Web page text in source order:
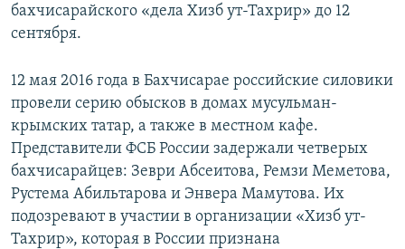
бахчисарайского «дела Хизб ут-Тахрир» до 12
сентября.
12 мая 2016 года в Бахчисарае российские силовики
провели серию обысков в домах мусульман-
крымских татар, а также в местном кафе.
Представители ФСБ России задержали четверых
бахчисарайцев: Зеври Абсеитова, Ремзи Меметова,
Рустема Абильтарова и Энвера Мамутова. Их
подозревают в участии в организации «Хизб ут-
Тахрир», которая в России признана